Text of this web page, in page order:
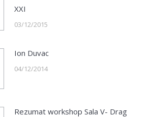
XXI
03/12/2015
Ion Duvac
04/12/2014
Rezumat workshop Sala V- Drag